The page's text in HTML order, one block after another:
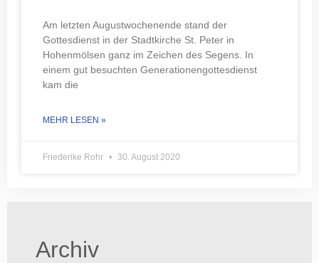
Am letzten Augustwochenende stand der
Gottesdienst in der Stadtkirche St. Peter in
Hohenmölsen ganz im Zeichen des Segens. In
einem gut besuchten Generationengottesdienst
kam die
MEHR LESEN »
Friederike Rohr 30. August 2020
Archiv